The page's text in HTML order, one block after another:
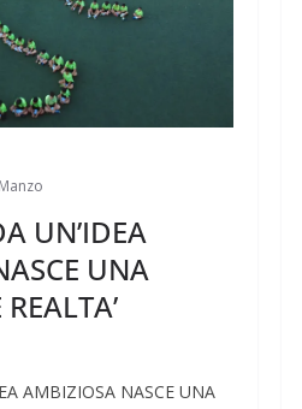
UN’IDEA
UNA
AMBIZIOSA NASCE UNA